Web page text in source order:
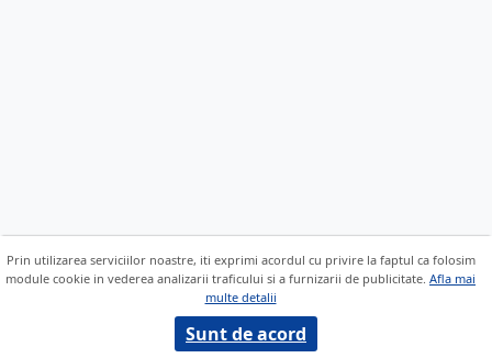
Prin utilizarea serviciilor noastre, iti exprimi acordul cu privire la faptul ca folosim
module cookie in vederea analizarii traficului si a furnizarii de publicitate. Afla mai
multe detalii
Sunt de acord